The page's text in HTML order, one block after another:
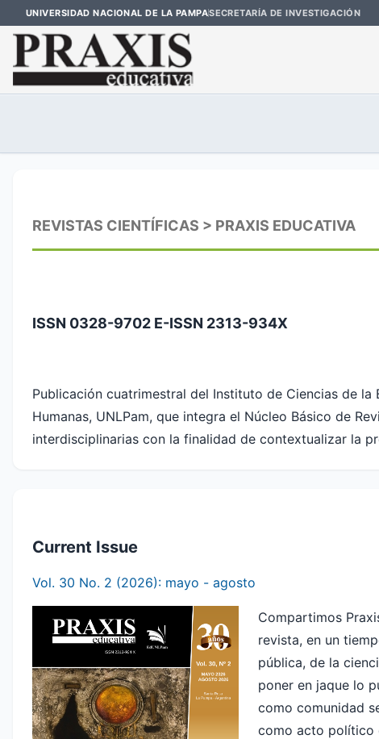
UNIVERSIDAD NACIONAL DE LA PAMPASECRETARÍA DE INVESTIGACIÓN
REVISTAS CIENTÍFICAS > PRAXIS EDUCATIVA
ISSN 0328-9702 E-ISSN 2313-934X
Publicación cuatrimestral del Instituto de Ciencias de
Humanas, UNLPam, que integra el Núcleo Básico de
interdisciplinarias con la finalidad de contextualizar la
Current Issue
Vol. 30 No. 2 (2026): mayo - agosto
Compartimos
revista, en un
pública, de la
poner en jaque lo
como comunidad
como acto político